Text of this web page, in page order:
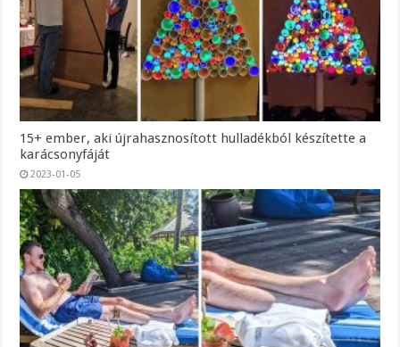
15+ ember, aki újrahasznosított hulladékból készítette a
karácsonyfáját
2023-01-05